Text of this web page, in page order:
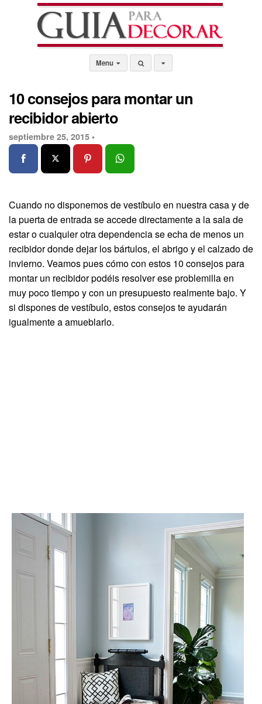
Menu
10 consejos para montar un
recibidor abierto
septiembre 25, 2015 •
Cuando no disponemos de vestíbulo en nuestra casa y de
la puerta de entrada se accede directamente a la sala de
estar o cualquier otra dependencia se echa de menos un
recibidor donde dejar los bártulos, el abrigo y el calzado de
invierno. Veamos pues cómo con estos 10 consejos para
montar un recibidor podéis resolver ese problemilla en
muy poco tiempo y con un presupuesto realmente bajo. Y
si dispones de vestíbulo, estos consejos te ayudarán
igualmente a amueblarlo.